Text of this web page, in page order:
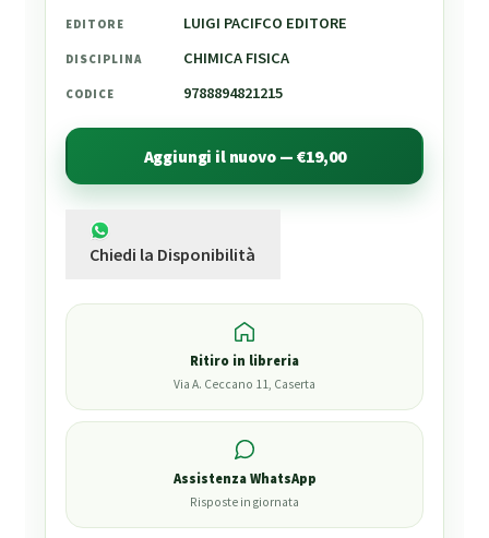
EDITORE LUIGI PACIFCO EDITORE
DISCIPLINA CHIMICA FISICA
CODICE 9788894821215
Aggiungi il nuovo — €19,00
Chiedi la Disponibilità
Ritiro in libreria
Via A. Ceccano 11, Caserta
Assistenza WhatsApp
Risposte in giornata